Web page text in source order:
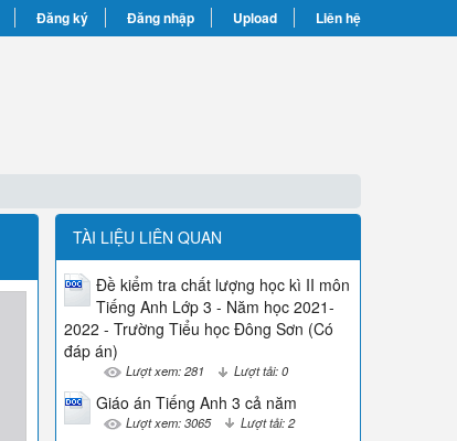
Đăng ký Đăng nhập Upload Liên hệ
TÀI LIỆU LIÊN QUAN
Đề kiểm tra chất lượng học kì II môn
Tiếng Anh Lớp 3 - Năm học 2021-
2022 - Trường Tiểu học Đông Sơn (Có
đáp án)
Lượt xem: 281 Lượt tải: 0
Giáo án Tiếng Anh 3 cả năm
Lượt xem: 3065 Lượt tải: 2